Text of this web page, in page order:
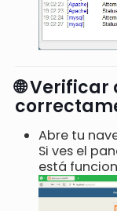
🌐 Verificar
Abre tu
Si ves el
está